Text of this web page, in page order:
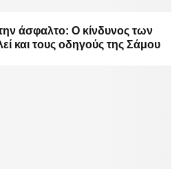
άσφαλτο: Ο κίνδυνος των
και τους οδηγούς της Σάμου